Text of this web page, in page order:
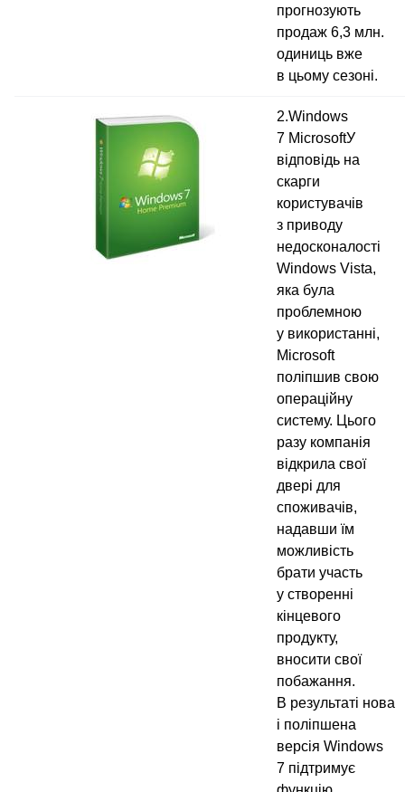
прогнозують
продаж 6,3 млн.
одиниць вже
в цьому сезоні.
2.Windows
7 MicrosoftУ
відповідь на
скарги
користувачів
з приводу
недосконалості
Windows Vista,
яка була
проблемною
у використанні,
Microsoft
поліпшив свою
операційну
систему. Цього
разу компанія
відкрила свої
двері для
споживачів,
надавши їм
можливість
брати участь
у створенні
кінцевого
продукту,
вносити свої
побажання.
В результаті нова
і поліпшена
версія Windows
7 підтримує